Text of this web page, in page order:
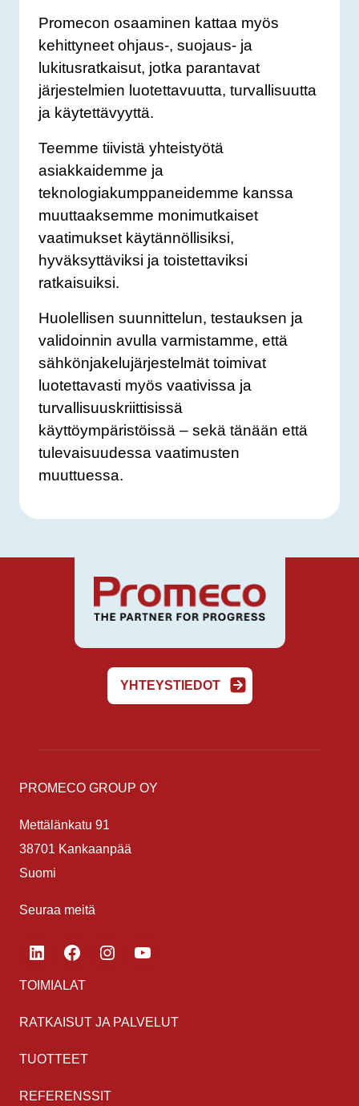
Promecon osaaminen kattaa myös
kehittyneet ohjaus-, suojaus- ja
lukitusratkaisut, jotka parantavat
järjestelmien luotettavuutta, turvallisuutta
ja käytettävyyttä.
Teemme tiivistä yhteistyötä
asiakkaidemme ja
teknologiakumppaneidemme kanssa
muuttaaksemme monimutkaiset
vaatimukset käytännöllisiksi,
hyväksyttäviksi ja toistettaviksi
ratkaisuiksi.
Huolellisen suunnittelun, testauksen ja
validoinnin avulla varmistamme, että
sähkönjakelujärjestelmät toimivat
luotettavasti myös vaativissa ja
turvallisuuskriittisissä
käyttöympäristöissä – sekä tänään että
tulevaisuudessa vaatimusten
muuttuessa.
YHTEYSTIEDOT
PROMECO GROUP OY
Mettälänkatu 91
38701 Kankaanpää
Suomi
Seuraa meitä
LinkedInFacebook
TOIMIALAT
RATKAISUT JA PALVELUT
TUOTTEET
REFERENSSIT